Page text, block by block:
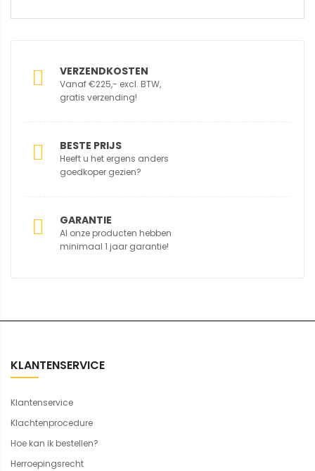
VERZENDKOSTEN
Vanaf €225,- excl. BTW,
gratis verzending!
BESTE PRIJS
Heeft u het ergens anders
goedkoper gezien?
GARANTIE
Al onze producten hebben
minimaal 1 jaar garantie!
KLANTENSERVICE
Klantenservice
Klachtenprocedure
Hoe kan ik bestellen?
Herroepingsrecht